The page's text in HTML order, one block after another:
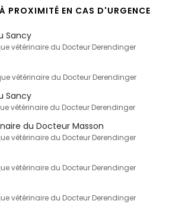
PROXIMITÉ EN CAS D'URGENCE
Sancy
vétérinaire du Docteur Derendinger
vétérinaire du Docteur Derendinger
Sancy
vétérinaire du Docteur Derendinger
du Docteur Masson
vétérinaire du Docteur Derendinger
vétérinaire du Docteur Derendinger
vétérinaire du Docteur Derendinger